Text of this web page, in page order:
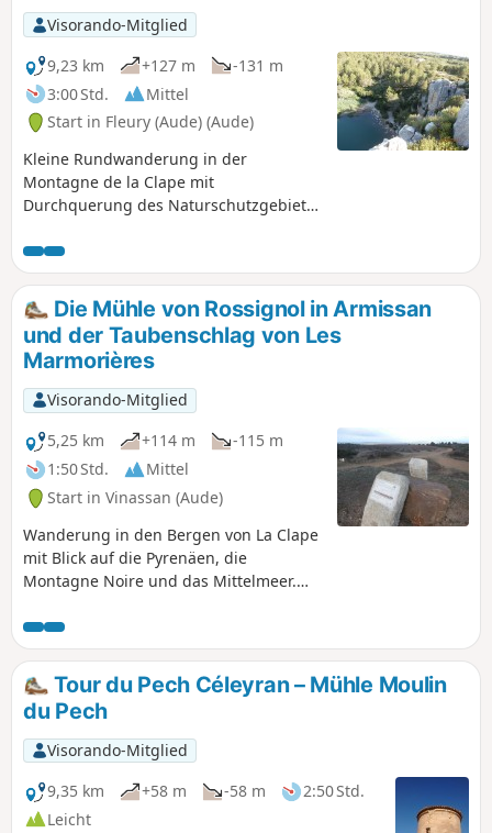
Visorando-Mitglied
9,23 km
+127 m
-131 m
3:00 Std.
Mittel
Start in Fleury (Aude) (Aude)
Kleine Rundwanderung in der
Montagne de la Clape mit
Durchquerung des Naturschutzgebiets
l'Oustalet. Hier befindet sich der
Reitstall der Stadt Fleury mit einem
Mini-Bauernhof und einem
Ökomuseum.
Die Mühle von Rossignol in Armissan
und der Taubenschlag von Les
Marmorières
Visorando-Mitglied
5,25 km
+114 m
-115 m
1:50 Std.
Mittel
Start in Vinassan (Aude)
Wanderung in den Bergen von La Clape
mit Blick auf die Pyrenäen, die
Montagne Noire und das Mittelmeer.
Armissan, genießen Sie anschließend
die Aussicht vom Orientierungstafel in
Vinassan und besichtigen Sie
schließlich den Taubenschlag der
Kapelle der Domaine de Marmorières.
⚠️ 25.06.2026: Die Wanderroute wurde
geändert und verkürzt, um ein
Privatgrundstück zu umgehen.
Tour du Pech Céleyran – Mühle Moulin
du Pech
Visorando-Mitglied
9,35 km
+58 m -58 m
2:50 Std.
Leicht